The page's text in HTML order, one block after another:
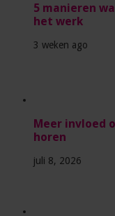
5 manieren
het werk
3 weken ago
Meer invloed
horen
juli 8, 2026